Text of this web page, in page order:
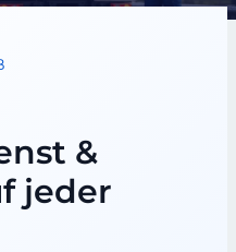
&
jeder